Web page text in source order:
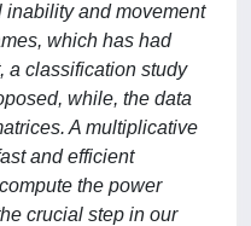
and movement
which has had
a classification study
while, the data
A multiplicative
and efficient
the power
crucial step in our